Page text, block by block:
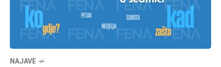
NAJAVE